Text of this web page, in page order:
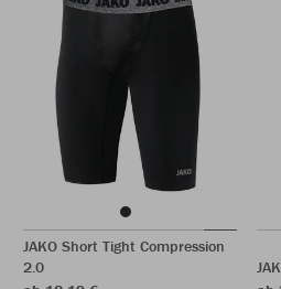
JAKO Short Tight Compression
2.0